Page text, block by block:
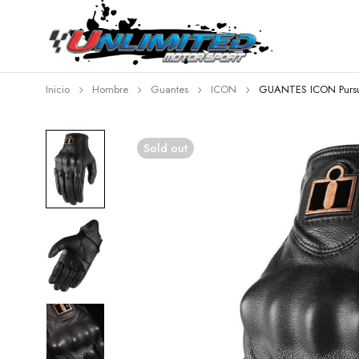
Inicio Hombre Guantes ICON GUANTES ICON
Sold out